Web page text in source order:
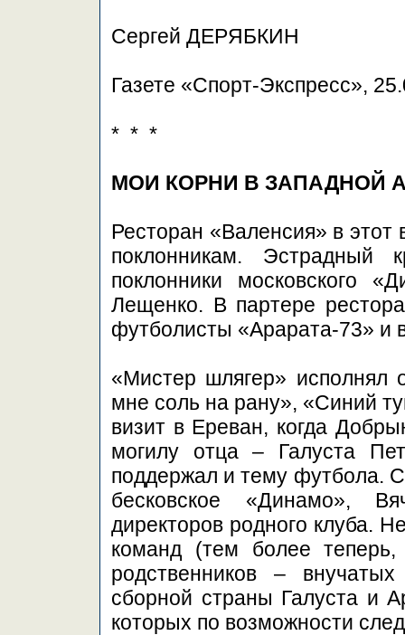
Сергей ДЕРЯБКИН
Газете «Спорт-Экспресс»,
* * *
МОИ КОРНИ В ЗАПАДНОЙ
Ресторан «Валенсия» в
поклонникам. Эстрадный
поклонники московского
Лещенко. В партере
футболисты «Арарата-73» и
«Мистер шлягер» исполнял
мне соль на рану», «Синий
визит в Ереван, когда
могилу отца – Галуста
поддержал и тему футбола.
бесковское «Динамо»,
директоров родного клуба.
команд (тем более
родственников –
сборной страны Галуста и
которых по возможности